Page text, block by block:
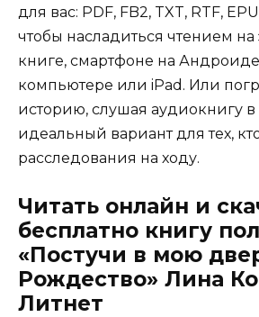
для вас: PDF, FB2, TXT, RTF,
чтобы насладиться чтением на
книге, смартфоне на
компьютере или iPad. Или
историю, слушая аудиокнигу в
идеальный вариант для тех,
расследования на ходу.
Читать онлайн и
бесплатно книгу
«Постучи в мою
Рождество» Лина
Литнет